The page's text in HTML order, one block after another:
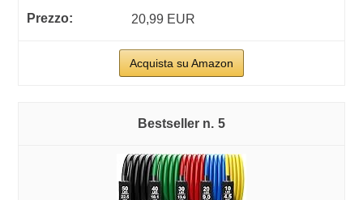
20,99 EUR
Acquista su Amazon
5